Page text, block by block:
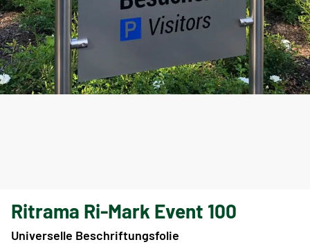
Ritrama Ri-Mark Event 100
Universelle Beschriftungsfolie